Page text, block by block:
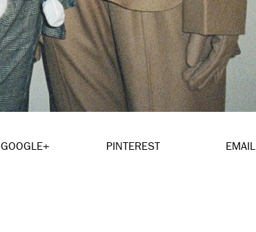
GOOGLE+ PINTEREST EMAIL